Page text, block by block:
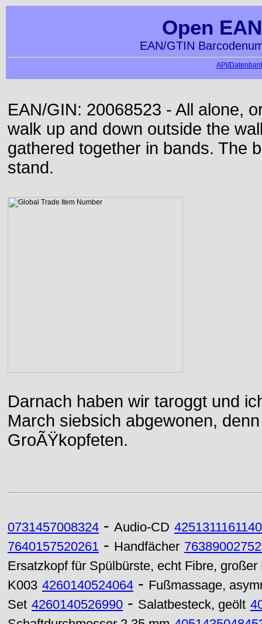
Open
EAN/GTIN
API/
EAN/GIN: 20068523 - All alone,
walk up and down outside the
gathered together in bands. The
stand.
Darnach haben wir taroggt und
March siebsich abgewonen,
GroÃŸkopfeten.
0731457008324 - Audio-CD 4251311161140
7640157520261 - Handfächer
Ersatzkopf für Spülbürste, echt Fibre, großer
K003 4260140524064 - Fußmassage,
Set 4260140526990 - Salatbesteck, geölt